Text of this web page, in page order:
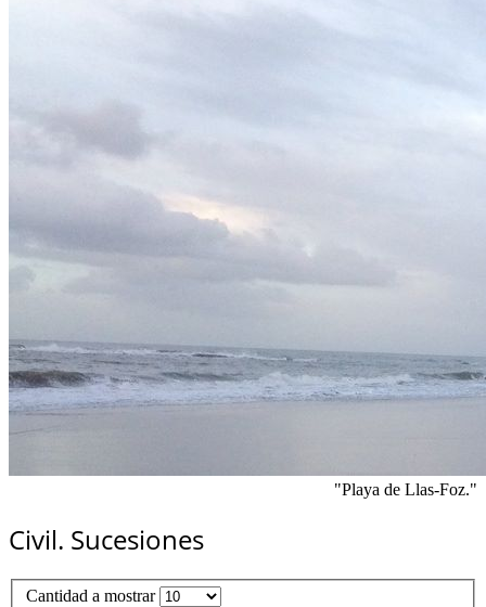
"Playa de Llas-Foz."
Civil. Sucesiones
Cantidad a mostrar